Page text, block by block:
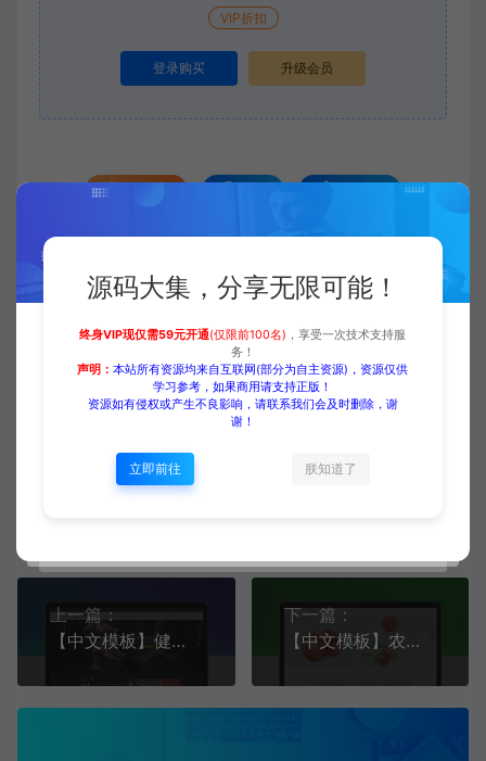
VIP折扣
登录购买 升级会员
收藏 (0)
源码大集 HTML模板
【中文模板】安防 蓝色款 响应
https://www.yuanmadaji.com/2611.html
二哥
上一篇：
【中文模板】健身器材 深灰款 响应式模板包含全套html+CSS+Js+字体文件
下一篇：
【中文模板】农业科技 绿+白款 响应式模板包含全套完整html+CSS+Js+字体文件
源码大集，分享无限可能！
终身VIP现仅需59元开通(仅限前100名) ，享受一次技术支持服
务！
声明：本站所有资源均来自互联网(部分为自主资源)，资源仅供
学习参考，如果商用请支持正版！
资源如有侵权或产生不良影响，请联系我们会及时删除，谢
谢！
立即前往 朕知道了